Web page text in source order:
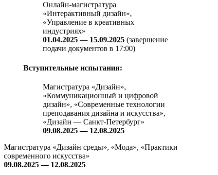
Онлайн-магистратура
«Интерактивный дизайн»,
«Управление в креативных
индустриях»
01.04.2025 — 15.09.2025 (завершение
подачи документов в 17:00)
Вступительные испытания:
Магистратура «Дизайн»,
«Коммуникационный и цифровой
дизайн», «Современные технологии
преподавания дизайна и искусства»,
«Дизайн — Санкт-Петербург»
09.08.2025 — 12.08.2025
Магистратура «Дизайн среды», «Мода», «Практики
современного искусства»
09.08.2025 — 12.08.2025